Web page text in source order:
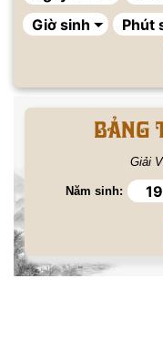
BẢNG
Giải
Năm sinh: